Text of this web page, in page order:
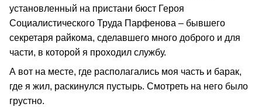
установленный на пристани бюст Героя
Социалистического Труда Парфенова – бывшего
секретаря райкома, сделавшего много доброго и для
части, в которой я проходил службу.
А вот на месте, где располагались моя часть и барак,
где я жил, раскинулся пустырь. Смотреть на него было
грустно.